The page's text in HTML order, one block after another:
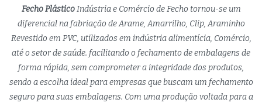
Fecho PlásticoIndústria e Comércio de Fecho tornou-se um
diferencial na fabriação de Arame, Amarrilho, Clip, Araminho
Revestido em PVC, utilizados em indústria alimentícia, Comércio,
até o setor de saúde. facilitando o fechamento de embalagens de
forma rápida, sem comprometer a integridade dos produtos,
sendo a escolha ideal para empresas que buscam um fechamento
seguro para suas embalagens. Com uma produção voltada para a